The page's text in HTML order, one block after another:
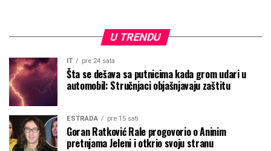
U TRENDU
IT pre 24 sata
Šta se dešava sa putnicima kada grom udari u
automobil: Stručnjaci objašnjavaju zaštitu
ESTRADA pre 15 sati
Goran Ratković Rale progovorio o Aninim
pretnjama Jeleni i otkrio svoju stranu